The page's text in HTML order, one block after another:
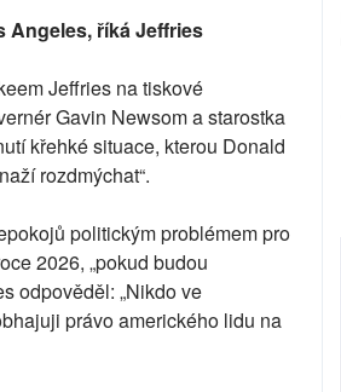
Angeles, říká Jeffries
Jeffries na tiskové
Gavin Newsom a starostka
křehké situace, kterou Donald
rozdmýchat“.
politickým problémem pro
2026, „pokud budou
odpověděl: „Nikdo ve
právo amerického lidu na